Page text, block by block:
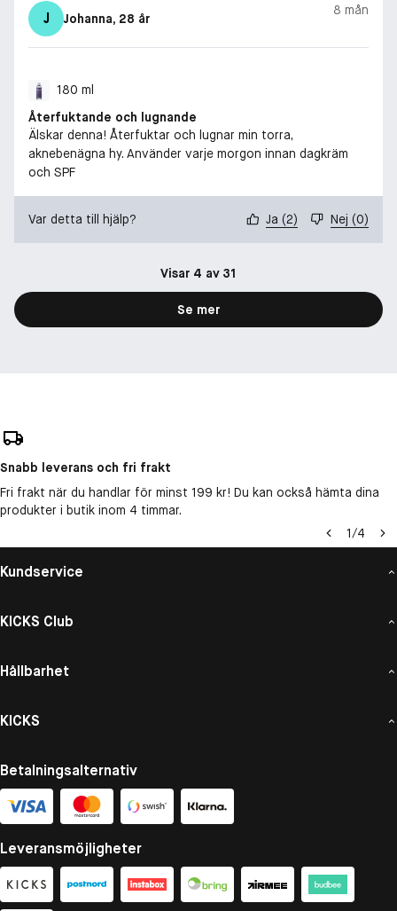
J Johanna, 28 år
8 mån
180 ml
Återfuktande och lugnande
Älskar denna! Återfuktar och lugnar min torra,
aknebenägna hy. Använder varje morgon innan dagkräm
och SPF
Var detta till hjälp? Ja (2) Nej (0)
Visar 4 av 31
Se mer
Snabb leverans och fri frakt
Fri frakt när du handlar för minst 199 kr! Du kan också hämta dina
produkter i butik inom 4 timmar.
1/4
Kundservice
KICKS Club
Hållbarhet
KICKS
Betalningsalternativ
Leveransmöjligheter